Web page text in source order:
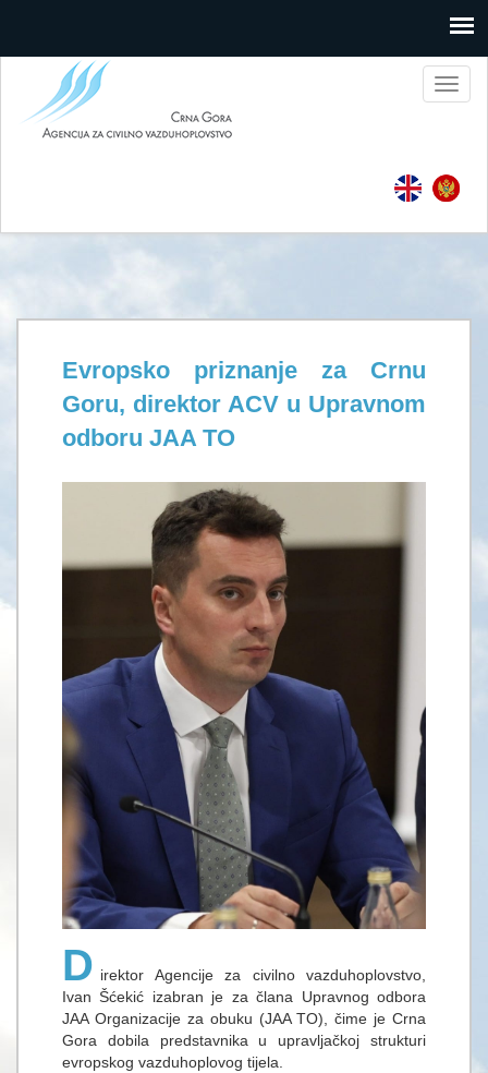
Evropsko priznanje za Crnu
Goru, direktor ACV u Upravnom
odboru JAA TO
D irektor Agencije za civilno vazduhoplovstvo,
Ivan Šćekić izabran je za člana Upravnog odbora
JAA Organizacije za obuku (JAA TO), čime je Crna
Gora dobila predstavnika u upravljačkoj strukturi
evropskog vazduhoplovog tijela.